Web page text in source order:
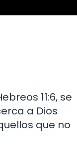
11:6, se
a Dios
que no